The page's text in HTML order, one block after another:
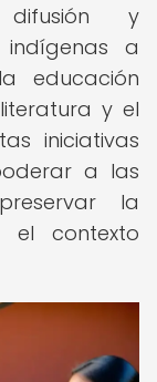
y
a
educación
y el
iniciativas
a las
la
el contexto